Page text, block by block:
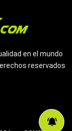
en el mundo
reservados